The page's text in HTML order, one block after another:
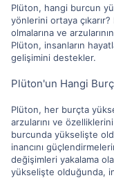
Plüton, hangi burcun
yönlerini ortaya
olmalarına ve
Plüton, insanların
gelişimini destekler.
Plüton'un Hangi
Plüton, her burçta
arzularını ve
burcunda yükselişte
inancını
değişimleri yakalama
yükselişte olduğunda,